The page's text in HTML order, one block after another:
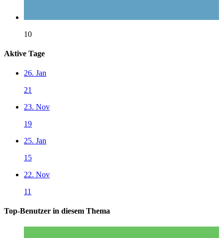
10
Aktive Tage
26. Jan
21
23. Nov
19
25. Jan
15
22. Nov
11
Top-Benutzer in diesem Thema